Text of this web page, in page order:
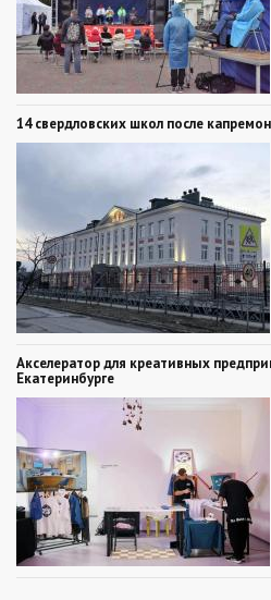
14 свердловских школ после
Акселератор для креативных
Екатеринбурге